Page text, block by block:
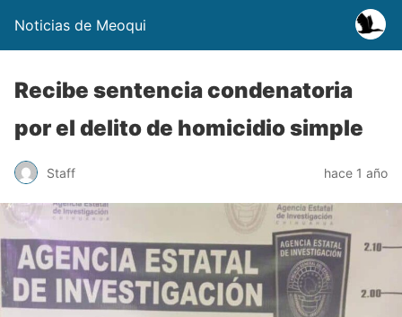
Noticias de Meoqui
Recibe sentencia condenatoria
por el delito de homicidio simple
Staff hace 1 año